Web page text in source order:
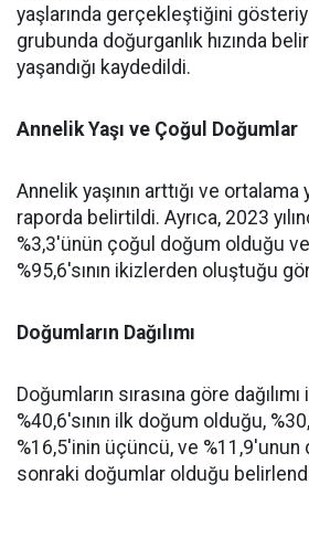
yaşlarında gerçekleştiğini
grubunda doğurganlık hızında
yaşandığı kaydedildi.
Annelik Yaşı ve Çoğul Doğumlar
Annelik yaşının arttığı ve ortalama
raporda belirtildi. Ayrıca, 2023
%3,3'ünün çoğul doğum olduğu
%95,6'sının ikizlerden oluştuğu
Doğumların Dağılımı
Doğumların sırasına göre
%40,6'sının ilk doğum olduğu,
%16,5'inin üçüncü, ve
sonraki doğumlar olduğu